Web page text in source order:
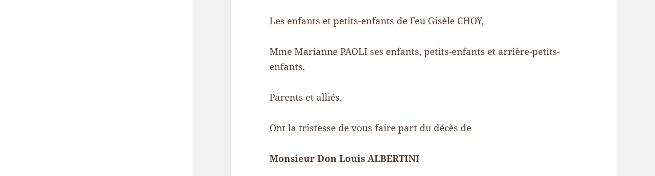
Les enfants et petits-enfants de Feu Gisèle CHOY,
Mme Marianne PAOLI ses enfants, petits-enfants et arrière-petits-
enfants,
Parents et alliés,
Ont la tristesse de vous faire part du décès de
Monsieur Don Louis ALBERTINI